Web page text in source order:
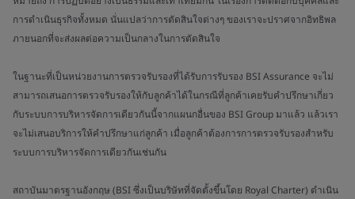
การดำเนินธุรกิจทั้งหมด นั่นแปลว่าการตัดสินใจต่างๆ ของเราจะปราศจากอิทธิพล
ภายนอกที่จะส่งผลต่อความเป็นกลางในการตัดสินใจ
ในฐานะที่เป็นหน่วยงานการตรวจรับรองที่ได้รับการรับรอง BSI Assurance จะไม่
สามารถเสนอการตรวจรับรองให้กับลูกค้าได้ในกรณีที่ลูกค้าเคยรับคำปรึกษาเกี่ยว
กับระบบการบริหารจัดการเดียวกันนี้จากแผนกอื่นของ BSI Group มาแล้ว แล้วเรา
จะไม่เสนอบริการให้คำปรึกษาแก่ลูกค้า เมื่อลูกค้าต้องการการตรวจรับรองสำหรับ
ระบบการบริหารจัดการเดียวกันเช่นกัน
สถาบันมาตรฐานอังกฤษ (BSI ซึ่งเป็นบริษัทที่จัดตั้งขึ้นโดย Royal Charter) ดำเนิน